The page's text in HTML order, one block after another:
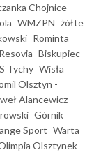
Chojnice
WMZPN żółte
Rominta
Resovia Biskupiec
Tychy Wisła
Olsztyn -
Alancewicz
Górnik
Sport Warta
Olsztynek